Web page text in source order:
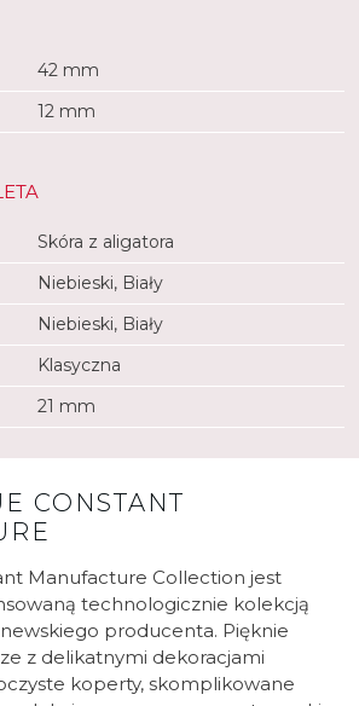
42 mm
12 mm
Skóra z aligatora
Niebieski, Biały
Niebieski, Biały
Klasyczna
21 mm
CONSTANT
Manufacture Collection jest
technologicznie kolekcją
producenta. Pięknie
z delikatnymi dekoracjami
koperty, skomplikowane